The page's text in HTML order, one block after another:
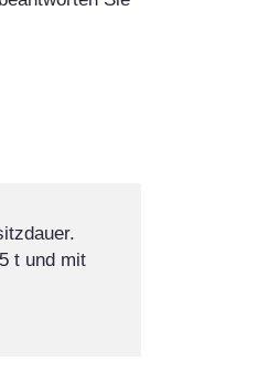
t und mit